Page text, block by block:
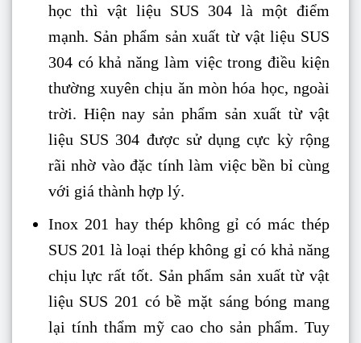
học thì vật liệu SUS 304 là một điểm
mạnh. Sản phẩm sản xuất từ vật liệu SUS
304 có khả năng làm việc trong điều kiện
thường xuyên chịu ăn mòn hóa học, ngoài
trời. Hiện nay sản phẩm sản xuất từ vật
liệu SUS 304 được sử dụng cực kỳ rộng
rãi nhờ vào đặc tính làm việc bền bỉ cùng
với giá thành hợp lý.
Inox 201 hay thép không gỉ có mác thép
SUS 201 là loại thép không gỉ có khả năng
chịu lực rất tốt. Sản phẩm sản xuất từ vật
liệu SUS 201 có bề mặt sáng bóng mang
lại tính thẩm mỹ cao cho sản phẩm. Tuy